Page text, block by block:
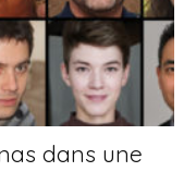
dans une